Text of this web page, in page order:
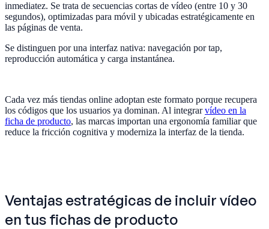
inmediatez. Se trata de secuencias cortas de vídeo (entre 10 y 30
segundos), optimizadas para móvil y ubicadas estratégicamente en
las páginas de venta.
Se distinguen por una interfaz nativa: navegación por tap,
reproducción automática y carga instantánea.
Cada vez más tiendas online adoptan este formato porque recupera
los códigos que los usuarios ya dominan. Al integrarvídeo en la
ficha de producto, las marcas importan una ergonomía familiar que
reduce la fricción cognitiva y moderniza la interfaz de la tienda.
Ventajas estratégicas de incluir vídeo
en tus fichas de producto